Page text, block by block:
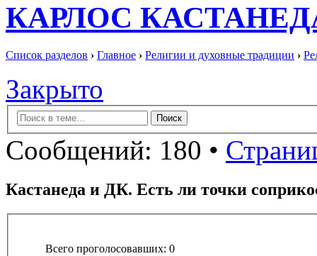
КАРЛОС
Список разделов › Главное › Религии и духовные традиции ›
Закрыто
Сообщений: 180 •
Кастанеда и ДК. Есть ли точки
Всего проголосовавших: 0